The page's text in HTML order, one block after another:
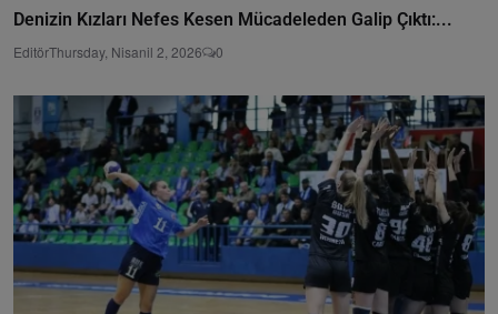
Denizin Kızları Nefes Kesen Mücadeleden Galip Çıktı:...
EditörThursday, Nisanil 2, 2026 0